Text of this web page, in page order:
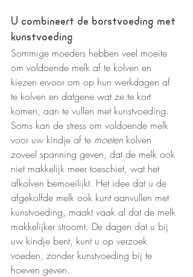
U combineert de borstvoeding met
kunstvoeding
Sommige moeders hebben veel moeite
om voldoende melk af te kolven en
kiezen ervoor om op hun werkdagen af
te kolven en datgene wat ze te kort
komen, aan te vullen met kunstvoeding.
Soms kan de stress om voldoende melk
voor uw kindje af te moeten kolven
zoveel spanning geven, dat de melk ook
niet makkelijk meer toeschiet, wat het
afkolven bemoeilijkt. Het idee dat u de
afgekolfde melk ook kunt aanvullen met
kunstvoeding, maakt vaak al dat de melk
makkelijker stroomt. De dagen dat u bij
uw kindje bent, kunt u op verzoek
voeden, zonder kunstvoeding bij te
hoeven geven.